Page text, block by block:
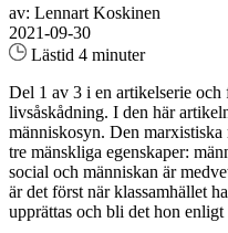
av: Lennart Koskinen
2021-09-30
Lästid 4 minuter
Del 1 av 3 i en artikelserie
livsåskådning. I den här
människosyn. Den marxistiska
tre mänskliga egenskaper:
social och människan är
är det först när klassamhället
upprättas och bli det hon enligt